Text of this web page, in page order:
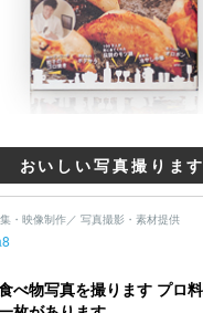
おいしい写真撮ります